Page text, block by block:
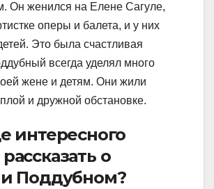
Он женился на Елене Сагуле,
оперы и балета, и у них
Это была счастливая
всегда уделял много
жене и детям. Они жили
и дружной обстановке.
интересного
о
Поддубном?